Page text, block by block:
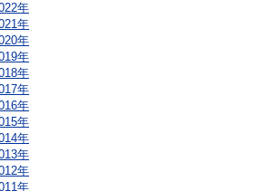
年
年
年
年
年
年
年
年
年
年
年
年